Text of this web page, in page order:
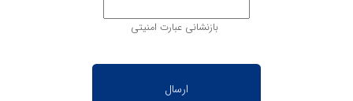
بازنشانی عبارت امنیتی